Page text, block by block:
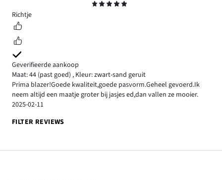
5
Richtje
Geverifieerde aankoop
Maat: 44 (past goed) , Kleur: zwart-sand geruit
Prima blazer!Goede kwaliteit,goede pasvorm.Geheel gevoerd.Ik
neem altijd een maatje groter bij jasjes ed,dan vallen ze mooier.
2025-02-11
FILTER REVIEWS